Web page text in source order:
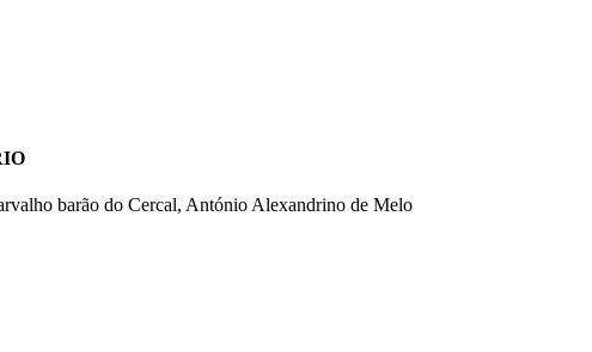
barão do Cercal, António Alexandrino de Melo